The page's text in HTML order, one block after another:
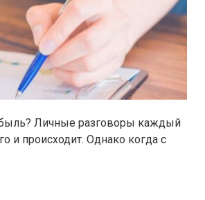
Личные разговоры каждый
и происходит. Однако когда с